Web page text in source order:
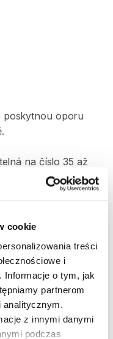
cookie
treści
i
Informacje o tym, jak
partnerom
z innymi danymi
podczas
poskytnou oporu
na číslo 35 až
vysušeny a